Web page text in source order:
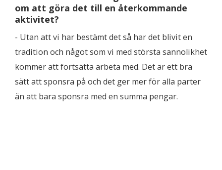
om att göra det till en återkommande
aktivitet?
- Utan att vi har bestämt det så har det blivit en
tradition och något som vi med största sannolikhet
kommer att fortsätta arbeta med. Det är ett bra
sätt att sponsra på och det ger mer för alla parter
än att bara sponsra med en summa pengar.